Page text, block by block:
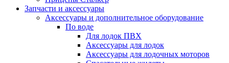
Запчасти и аксессуары
Аксессуары и дополнительное оборудование
По воде
Для лодок ПВХ
Аксессуары для лодок
Аксессуары для лодочных моторов